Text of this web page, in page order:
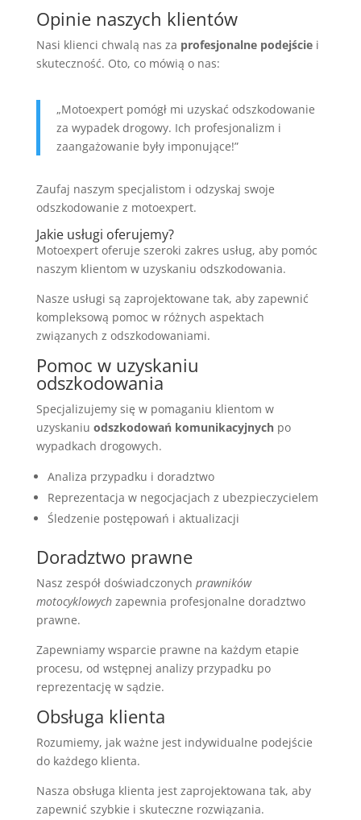
Opinie naszych klientów
Nasi klienci chwalą nas za profesjonalne podejściei
skuteczność. Oto, co mówią o nas:
„Motoexpert pomógł mi uzyskać odszkodowanie
za wypadek drogowy. Ich profesjonalizm i
zaangażowanie były imponujące!”
Zaufaj naszym specjalistom i odzyskaj swoje
odszkodowanie z motoexpert.
Jakie usługi oferujemy?
Motoexpert oferuje szeroki zakres usług, aby pomóc
naszym klientom w uzyskaniu odszkodowania.
Nasze usługi są zaprojektowane tak, aby zapewnić
kompleksową pomoc w różnych aspektach
związanych z odszkodowaniami.
Pomoc w uzyskaniu
odszkodowania
Specjalizujemy się w pomaganiu klientom w
uzyskaniu odszkodowań komunikacyjnychpo
wypadkach drogowych.
Analiza przypadku i doradztwo
Reprezentacja w negocjacjach z ubezpieczycielem
Śledzenie postępowań i aktualizacji
Doradztwo prawne
Nasz zespół doświadczonych prawników
motocyklowychzapewnia profesjonalne doradztwo
prawne.
Zapewniamy wsparcie prawne na każdym etapie
procesu, od wstępnej analizy przypadku po
reprezentację w sądzie.
Obsługa klienta
Rozumiemy, jak ważne jest indywidualne podejście
do każdego klienta.
Nasza obsługa klienta jest zaprojektowana tak, aby
zapewnić szybkie i skuteczne rozwiązania.